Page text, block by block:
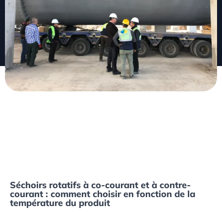
Séchoirs rotatifs à co-courant et à contre-
courant : comment choisir en fonction de la
température du produit